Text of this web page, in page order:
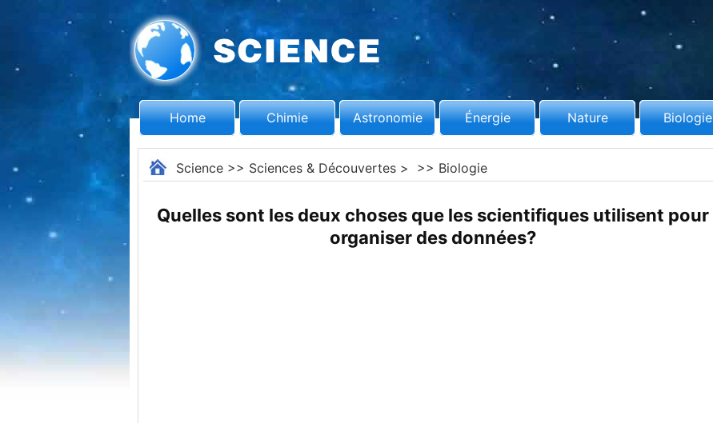
Home Chimie Astronomie Énergie Nature Biologie
Science>> Sciences & Découvertes> >> Biologie
Quelles sont les deux choses que les scientifiques utilisent pour
organiser des données?